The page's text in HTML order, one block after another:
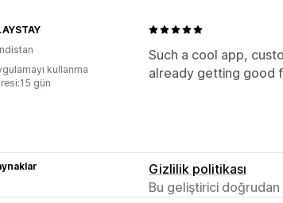
Such a cool app,
already getting good
kullanma
gün
Gizlilik politikası
Bu geliştirici